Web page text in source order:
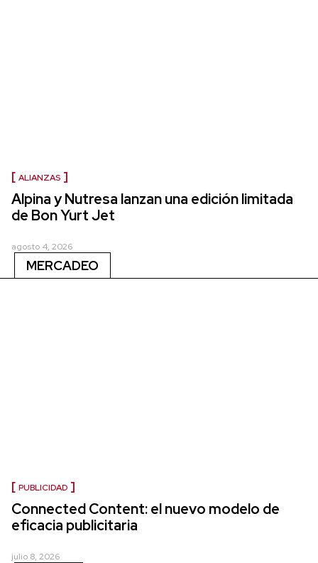
ALIANZAS
Alpina y Nutresa lanzan una edición limitada
de Bon Yurt Jet
agosto 4, 2026
MERCADEO
PUBLICIDAD
Connected Content: el nuevo modelo de
eficacia publicitaria
julio 8, 2026